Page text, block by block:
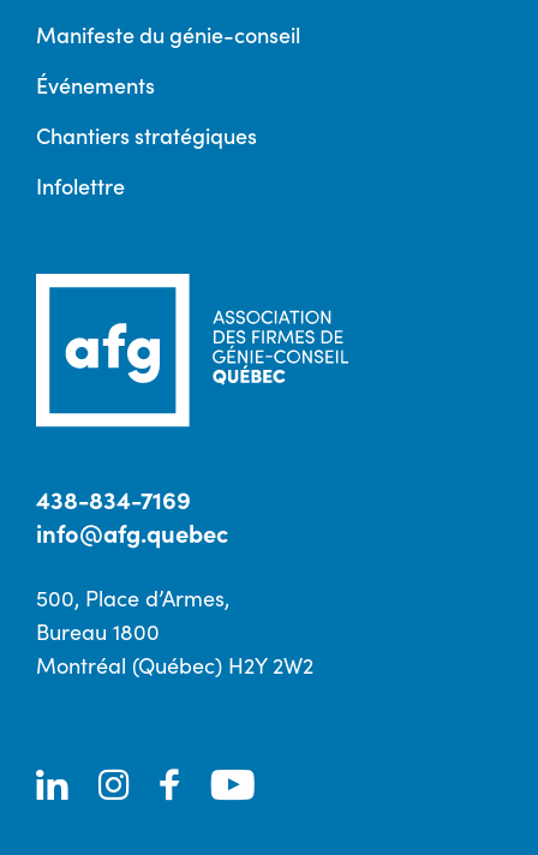
Manifeste du génie-conseil
Événements
Chantiers stratégiques
Infolettre
438-834-7169
info@afg.quebec
500, Place d’Armes,
Bureau 1800
Montréal (Québec) H2Y 2W2